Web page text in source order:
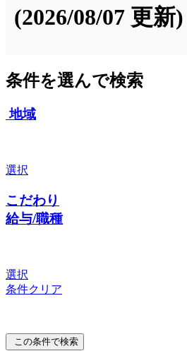
(2026/08/07 更新)
条件を選んで検索
地域
選択
こだわり
給与/職種
選択
条件クリア
この条件で検索